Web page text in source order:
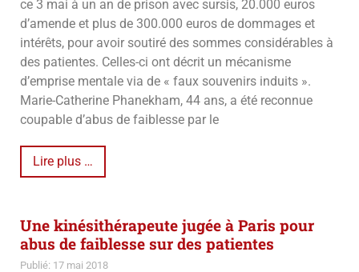
ce 3 mai à un an de prison avec sursis, 20.000 euros
d’amende et plus de 300.000 euros de dommages et
intérêts, pour avoir soutiré des sommes considérables à
des patientes. Celles-ci ont décrit un mécanisme
d’emprise mentale via de « faux souvenirs induits ».
Marie-Catherine Phanekham, 44 ans, a été reconnue
coupable d’abus de faiblesse par le
Lire plus …
Une kinésithérapeute jugée à Paris pour
abus de faiblesse sur des patientes
Publié: 17 mai 2018